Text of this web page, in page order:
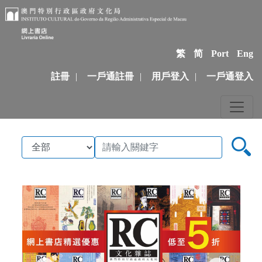
繁 简 Port Eng
註冊 | 一戶通註冊 | 用戶登入 | 一戶通登入